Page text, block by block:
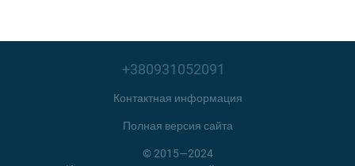
+380931052091
Контактная информация
Полная версия сайта
© 2015—2024